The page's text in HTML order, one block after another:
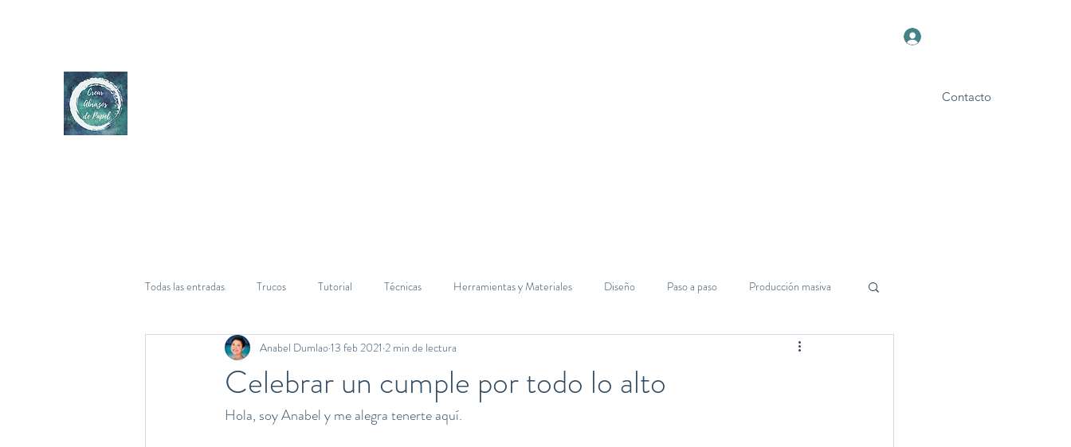
Contacto
Todas las entradas Trucos Tutorial Técnicas Herramientas y Materiales Diseño Paso a paso Producción masiva
Cumpleaños
Celebrar un cumple por todo lo alto
Anabel Dumlao13 feb 2021 2 min de lectura
Hola, soy Anabel y me alegra tenerte aquí.